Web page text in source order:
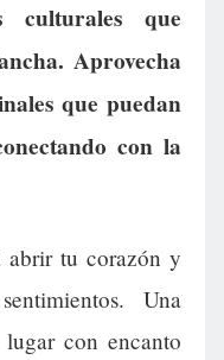
culturales que
Aprovecha
que puedan
con la
abrir tu corazón y
Una
con encanto